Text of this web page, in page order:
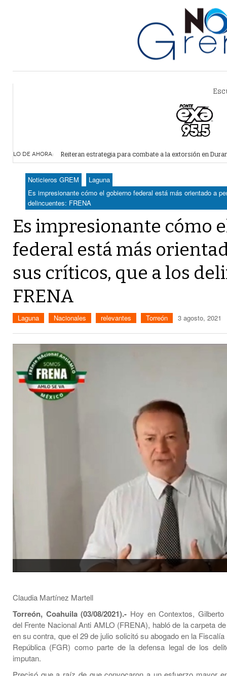
LO DE AHORA:
Reiteran estrategia para combate a la extorsión en
Por falta de agua, vecinos de Villa Zaragoza bloquearon
Plantean fideicomiso federal para operar Agua
Detienen a juez del Tribunal Superior de Justicia de
Noticieros GREM
Laguna
Es impresionante cómo el gobierno federal está más orientado a
delincuentes: FRENA
Es impresionante cómo
federal está más
sus críticos, que a los
FRENA
Laguna Nacionales relevantes Torreón 3 agosto, 2021
Claudia Martínez Martell
Torreón, Coahuila (03/08/2021).- Hoy en Contextos,
del Frente Nacional Anti AMLO (FRENA), habló de la carpeta
en su contra, que el 29 de julio solicitó su abogado en la
República (FGR) como parte de la defensa legal de los
imputan.